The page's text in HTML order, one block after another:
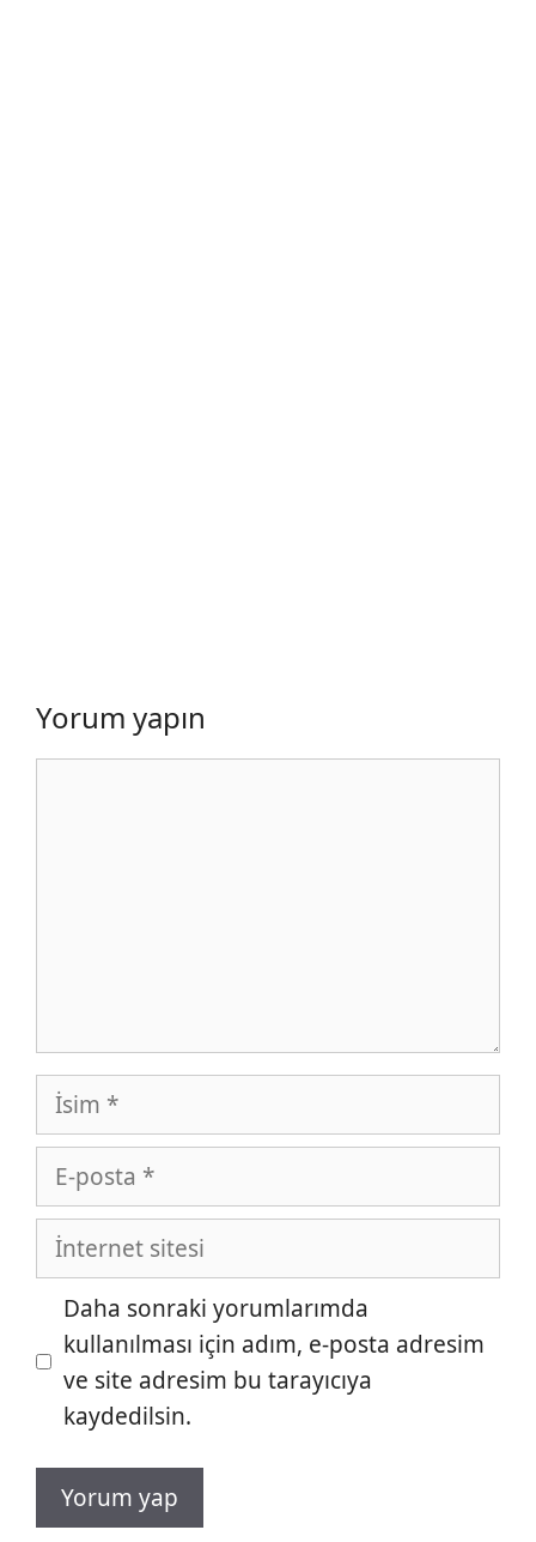
Yorum yapın
İsim
posta
İnternet
sitesi
Daha sonraki yorumlarımda
kullanılması için adım, e-posta adresim
ve site adresim bu tarayıcıya
kaydedilsin.